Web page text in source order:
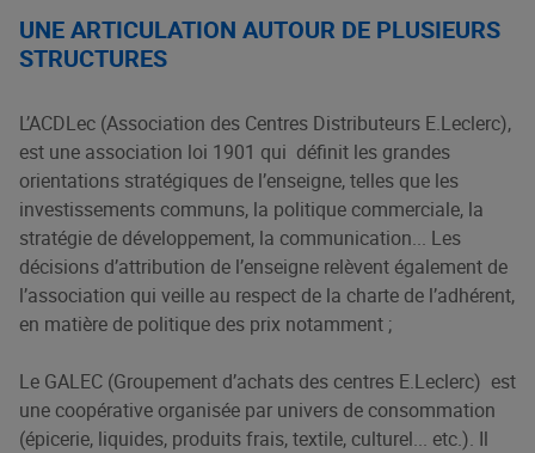
UNE ARTICULATION AUTOUR DE PLUSIEURS
STRUCTURES
L’ACDLec (Association des Centres Distributeurs E.Leclerc),
est une association loi 1901 qui définit les grandes
orientations stratégiques de l’enseigne, telles que les
investissements communs, la politique commerciale, la
stratégie de développement, la communication... Les
décisions d’attribution de l’enseigne relèvent également de
l’association qui veille au respect de la charte de l’adhérent,
en matière de politique des prix notamment ;
Le GALEC (Groupement d’achats des centres E.Leclerc) est
une coopérative organisée par univers de consommation
(épicerie, liquides, produits frais, textile, culturel... etc.). Il